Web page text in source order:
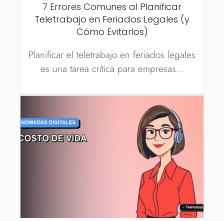
7 Errores Comunes al Planificar
Teletrabajo en Feriados Legales (y
Cómo Evitarlos)
Planificar el teletrabajo en feriados legales
es una tarea crítica para empresas…